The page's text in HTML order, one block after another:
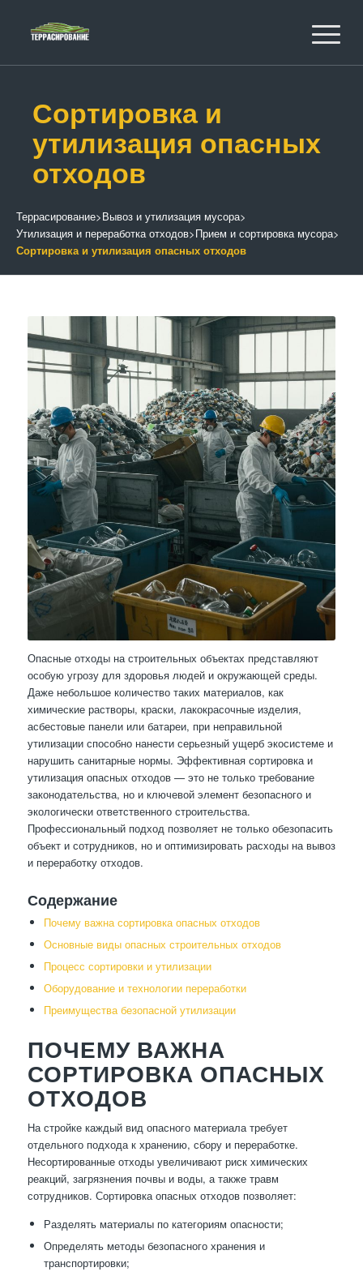
Сортировка и
утилизация опасных
отходов
Террасирование>Вывоз и утилизация мусора>
Утилизация и переработка отходов>Прием и сортировка мусора>
Сортировка и утилизация опасных отходов
Опасные отходы на строительных объектах представляют
особую угрозу для здоровья людей и окружающей среды.
Даже небольшое количество таких материалов, как
химические растворы, краски, лакокрасочные изделия,
асбестовые панели или батареи, при неправильной
утилизации способно нанести серьезный ущерб экосистеме и
нарушить санитарные нормы. Эффективная сортировка и
утилизация опасных отходов — это не только требование
законодательства, но и ключевой элемент безопасного и
экологически ответственного строительства.
Профессиональный подход позволяет не только обезопасить
объект и сотрудников, но и оптимизировать расходы на вывоз
и переработку отходов.
Содержание
Почему важна сортировка опасных отходов
Основные виды опасных строительных отходов
Процесс сортировки и утилизации
Оборудование и технологии переработки
Преимущества безопасной утилизации
ПОЧЕМУ ВАЖНА
СОРТИРОВКА ОПАСНЫХ
ОТХОДОВ
На стройке каждый вид опасного материала требует
отдельного подхода к хранению, сбору и переработке.
Несортированные отходы увеличивают риск химических
реакций, загрязнения почвы и воды, а также травм
сотрудников. Сортировка опасных отходов позволяет:
Разделять материалы по категориям опасности;
Определять методы безопасного хранения и
транспортировки;